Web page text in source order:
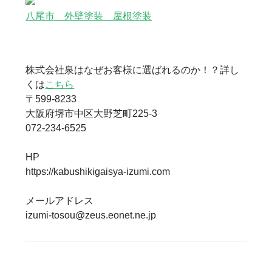
八尾市 外壁塗装 屋根塗装
株式会社泉はなぜお客様に選ばれるのか！？詳し
くはこちら
〒599-8233
大阪府堺市中区大野芝町225-3
072-234-6525
HP
https://kabushikigaisya-izumi.com
メールアドレス
izumi-tosou@zeus.eonet.ne.jp